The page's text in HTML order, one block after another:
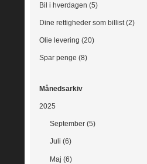
Bil i hverdagen (5)
Dine rettigheder som billist (2)
Olie levering (20)
Spar penge (8)
Månedsarkiv
2025
September (5)
Juli (6)
Maj (6)